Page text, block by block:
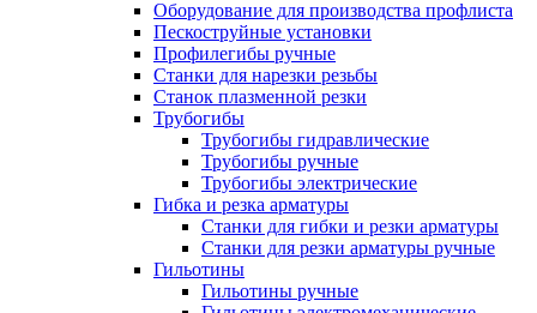
Оборудование для производства профлиста
Пескоструйные установки
Профилегибы ручные
Станки для нарезки резьбы
Станок плазменной резки
Трубогибы
Трубогибы гидравлические
Трубогибы ручные
Трубогибы электрические
Гибка и резка арматуры
Станки для гибки и резки арматуры
Станки для резки арматуры ручные
Гильотины
Гильотины ручные